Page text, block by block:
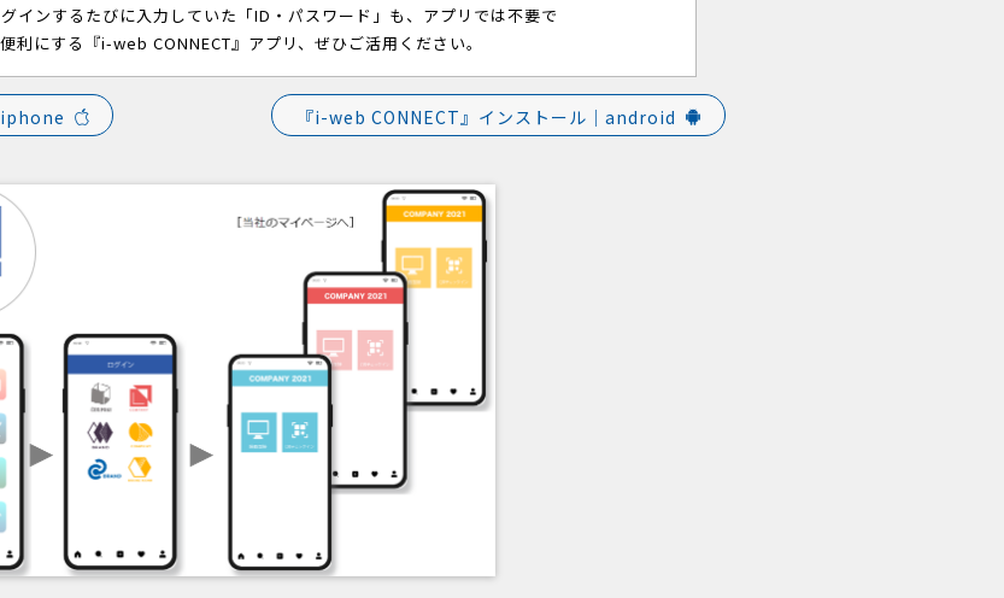
インするたびに入力していた「ID・パスワード」も、アプリでは不要で
利にする『i-web CONNECT』アプリ、ぜひご活用ください。
iphone 『i-web CONNECT』インストール｜android